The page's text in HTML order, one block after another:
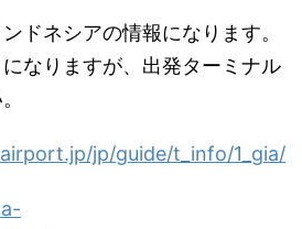
ドネシアの情報になります。
なりますが、出発ターミナル
jp/guide/t_info/1_gia/